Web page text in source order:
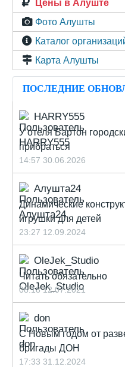
Цены в Алуште
Фото Алушты
Каталог
Карта Алушты
ПОСЛЕДНИЕ
HARRY555
У отеля Бартон
прибраться
14:57 30.06.2026
Алушта24
Динамические
игрушки для детей
23:27 12.09.2024
OleJek_Studio
Читать обязательно
08:18 12.07.2021
don
С Новым годом от
бригады ДОН
17:33 31.12.2024